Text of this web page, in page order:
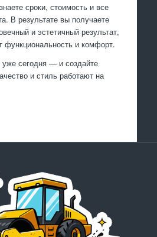
сроки, стоимость и все
В результате вы получаете
и эстетичный результат,
функциональность и комфорт.
уже сегодня — и создайте
и стиль работают на